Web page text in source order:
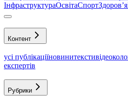
ІнфраструктураОсвітаСпортЗдоровʼя
Контент
усі публікаціїновинитекстивідео
експертів
Рубрики